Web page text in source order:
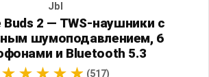
Jbl
Buds 2 — TWS-наушники с
шумоподавлением, 6
и Bluetooth 5.3
(517)